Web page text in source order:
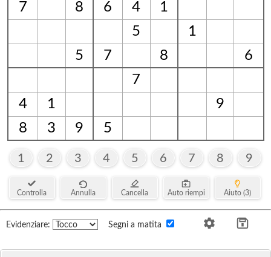
7
8 6 4
1
5
1
5
7 8
6
7
4
1
9
8
3 9 5
1 2 3 4 5 6 7 8 9
Controlla Annulla Cancella Auto riempi Aiuto (3)
Evidenziare: Segni a matita